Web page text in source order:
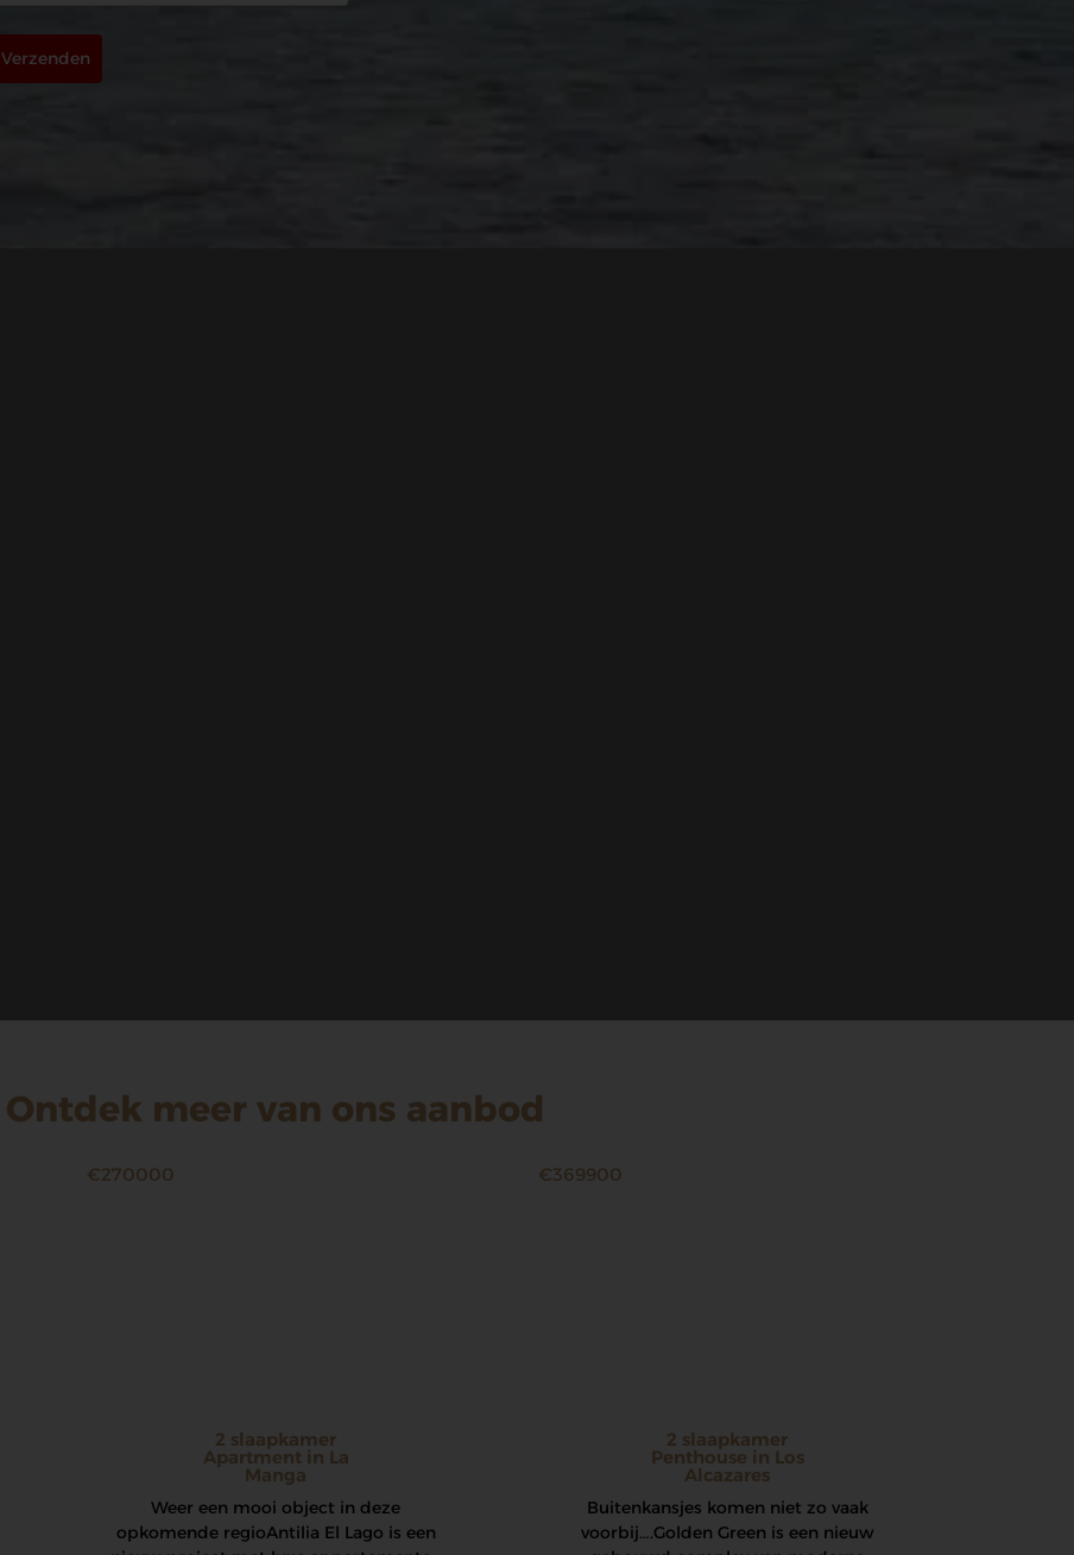
Verzenden
Ontdek meer van ons aanbod
€270000
2 slaapkamer
Apartment in La
Manga
Weer een mooi object in deze
opkomende regio Antilia El Lago is een
€369900
2 slaapkamer
Penthouse in Los
Alcazares
Buitenkansjes komen niet zo vaak
voorbij…. Golden Green is een nieuw